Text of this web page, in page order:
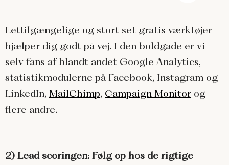
Lettilgængelige og stort set gratis værktøjer
hjælper dig godt på vej. I den boldgade er vi
selv fans af blandt andet Google Analytics,
statistikmodulerne på Facebook, Instagram og
LinkedIn, MailChimp, Campaign Monitor og
flere andre.
2) Lead scoringen: Følg op hos de rigtige